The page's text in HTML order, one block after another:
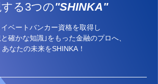
る3つの"SHINKA"
ベートバンカー資格を取得し
と確かな知識｣をもった金融のプロへ、
あなたの未来をSHINKA！